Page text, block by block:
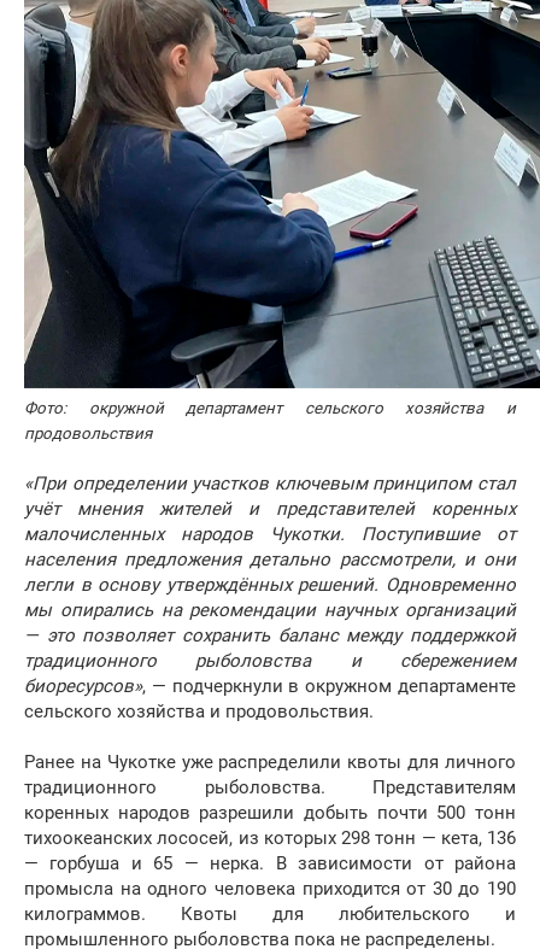
Фото: окружной департамент сельского хозяйства и
продовольствия
«При определении участков ключевым принципом стал
учёт мнения жителей и представителей коренных
малочисленных народов Чукотки. Поступившие от
населения предложения детально рассмотрели, и они
легли в основу утверждённых решений. Одновременно
мы опирались на рекомендации научных организаций
— это позволяет сохранить баланс между поддержкой
традиционного рыболовства и сбережением
биоресурсов», — подчеркнули в окружном департаменте
сельского хозяйства и продовольствия.
Ранее на Чукотке уже распределили квоты для личного
традиционного рыболовства. Представителям
коренных народов разрешили добыть почти 500 тонн
тихоокеанских лососей, из которых 298 тонн — кета, 136
— горбуша и 65 — нерка. В зависимости от района
промысла на одного человека приходится от 30 до 190
килограммов. Квоты для любительского и
промышленного рыболовства пока не распределены.